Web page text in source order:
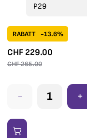
RABATT -13.6%
CHF 229.00
CHF265.00
- +